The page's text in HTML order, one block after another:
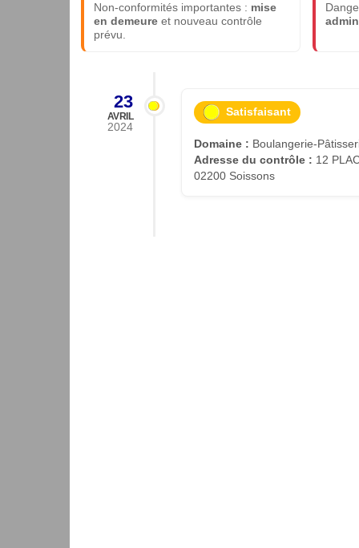
Non-conformités importantes : mise
en demeure et nouveau contrôle
prévu.
23
AVRIL
2024
Satisfaisant
Domaine : Boulangerie-
Adresse du contrôle : 12
02200 Soissons